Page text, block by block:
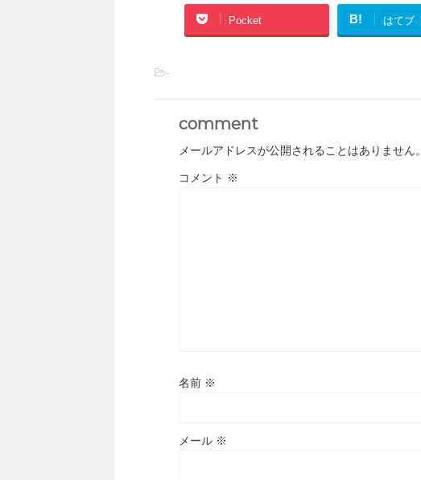
Pocket B! はてブ
-
comment
メールアドレスが公開されることはありません。
コメント ※
名前 ※
メール ※